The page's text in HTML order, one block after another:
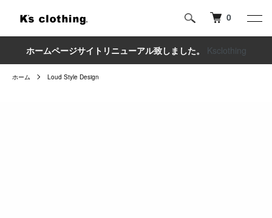
0
ホームページサイトリニューアル致しました。 Ksclothing
ホーム Loud Style Design